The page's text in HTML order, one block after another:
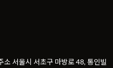
소 서울시 서초구 마방로 48, 통인빌